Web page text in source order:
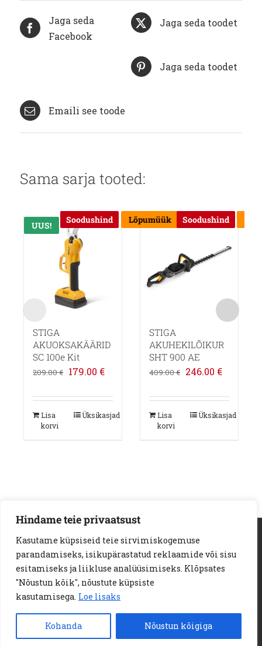
Hindame teie privaatsust
Kasutame küpsiseid teie sirvimiskogemuse
parandamiseks, isikupärastatud reklaamide või sisu
esitamiseks ja liikluse analüüsimiseks. Klõpsates
"Nõustun kõik", nõustute küpsiste
kasutamisega. Loe lisaks
Kohanda Nõustun kõigiga
Jaga seda
Facebook
Jaga seda toodet
Jaga seda toodet
Emaili see toode
Sama sarja tooted:
Allahindlus!
UUS!
Soodushind
STIGA
AKUOKSAKÄÄRID
SC 100e Kit
209.00€ Algne
oli:
209.00 €.
179.00 €Praegune
on:
179.00 €.
Lisa
korvi
Üksikasjad
Lõpumüük Soodushind
STIGA
AKUHEKILÕIKUR
SHT 900 AE
409.00€ Algne
oli:
409.00 €.
246.00 €
on:
246.00 €.
Lisa
korvi
Üksikasjad
AS Loodus Invest | Viljandi mnt. 18a | 11216 Tallinn
+372 6722 123
info@loodusinvest.ee
© Copyright 2023 | Loodus Invest AS | All Rights Reserved |
E-POE MÜÜGITINGIMUSED
PRIVAATSUSPOLIITIKA
KÜPSISED
Facebook